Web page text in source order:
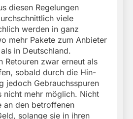
diesen Regelungen
viele
werden in ganz
mehr Pakete zum Anbieter
in Deutschland.
Retouren zwar erneut als
sobald durch die Hin-
jedoch Gebrauchsspuren
nicht mehr möglich. Nicht
an den betroffenen
solange sie in ihren